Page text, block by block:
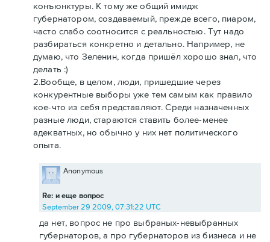
конъюнктуры. К тому же общий имидж
губернатором, создаваемый, прежде всего, пиаром,
часто слабо соотносится с реальностью. Тут надо
разбираться конкретно и детально. Например, не
думаю, что Зеленин, когда пришёл хорошо знал, что
делать :)
2.Вообще, в целом, люди, пришедшие через
конкурентные выборы уже тем самым как правило
кое-что из себя представляют. Среди назначенных
разные люди, стараются ставить более-менее
адекватных, но обычно у них нет политического
опыта.
Re: и еще вопрос
Anonymous
September 29 2009, 07:31:22 UTC
да нет, вопрос не про выбраных-невыбранных
губернаторов, а про губернаторов из бизнеса и не